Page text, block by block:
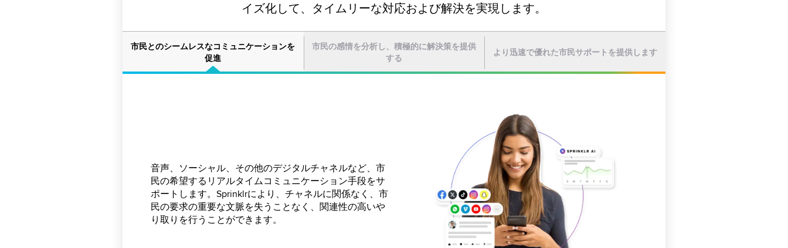
イズ化して、タイムリーな対応および解決を実現します。
市民とのシームレスなコミュニケーションを
促進
市民の感情を分析し、積極的に解決策を提供
する
より迅速で優れた市民サポートを提供します
音声、ソーシャル、その他のデジタルチャネルなど、市
民の希望するリアルタイムコミュニケーション手段をサ
ポートします。Sprinklrにより、チャネルに関係なく、市
民の要求の重要な文脈を失うことなく、関連性の高いや
り取りを行うことができます。
一般的な問題を特定し、根本原因を掘り下げて、事前対
応型の解決戦略と予防策を通知します。問題や潜在的な
危機が発生する前でも、適切なチームに重要なインサイ
トをルーティングして解決します。
Sprinklrの会話型AI搭載チャットボットと高度なルーティ
ングを活用して、市民が答えを得るための最短ルートを
見つけられるようにします。サービス提供チームをAIの
活用によりサポートすることで、迅速な解決、待ち時間
の最小化、満足度の向上を実現できます。